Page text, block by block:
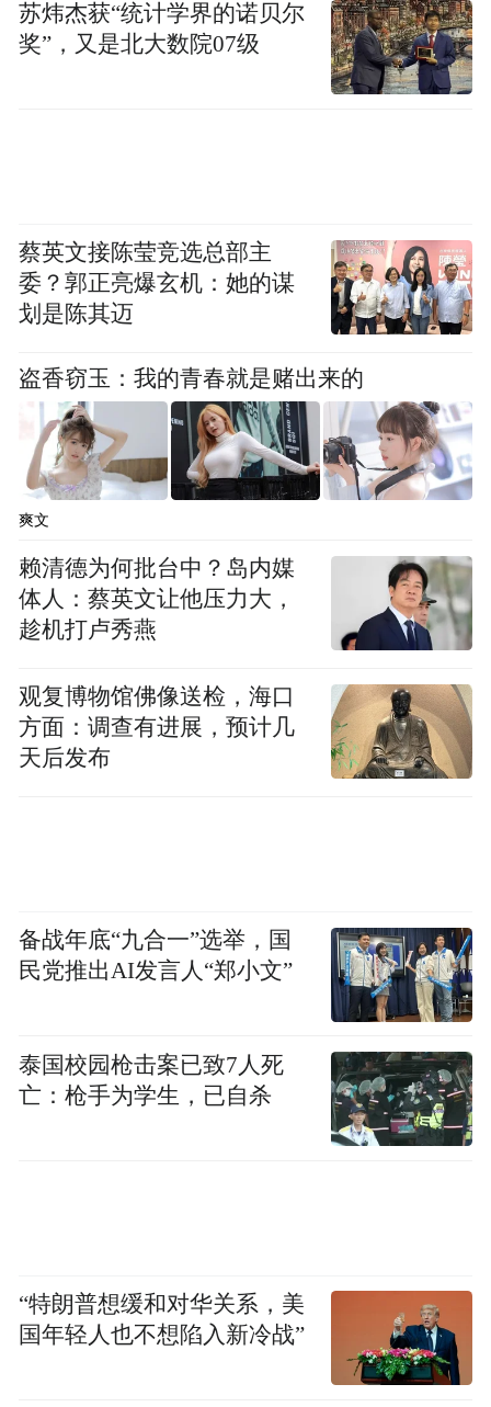
苏炜杰获“统计学界的诺贝尔
奖”，又是北大数院07级
蔡英文接陈莹竞选总部主
委？郭正亮爆玄机：她的谋
划是陈其迈
盗香窃玉：我的青春就是赌出来的
爽文
赖清德为何批台中？岛内媒
体人：蔡英文让他压力大，
趁机打卢秀燕
观复博物馆佛像送检，海口
方面：调查有进展，预计几
天后发布
备战年底“九合一”选举，国
民党推出AI发言人“郑小文”
泰国校园枪击案已致7人死
亡：枪手为学生，已自杀
“特朗普想缓和对华关系，美
国年轻人也不想陷入新冷战”